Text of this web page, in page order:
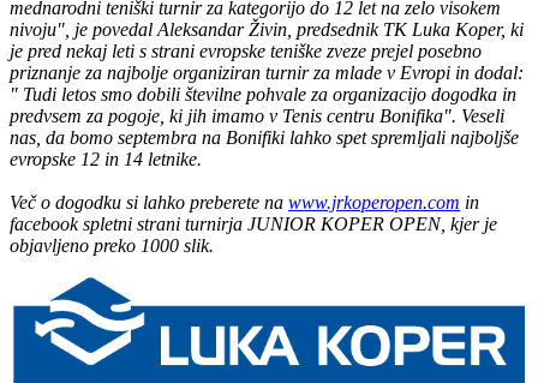
mednarodni teniški turnir za kategorijo do 12 let na zelo visokem
nivoju", je povedal Aleksandar Živin, predsednik TK Luka Koper, ki
je pred nekaj leti s strani evropske teniške zveze prejel posebno
priznanje za najbolje organiziran turnir za mlade v Evropi in dodal:
" Tudi letos smo dobili številne pohvale za organizacijo dogodka in
predvsem za pogoje, ki jih imamo v Tenis centru Bonifika". Veseli
nas, da bomo septembra na Bonifiki lahko spet spremljali najboljše
evropske 12 in 14 letnike.
Več o dogodku si lahko preberete na www.jrkoperopen.com in
facebook spletni strani turnirja JUNIOR KOPER OPEN, kjer je
objavljeno preko 1000 slik.